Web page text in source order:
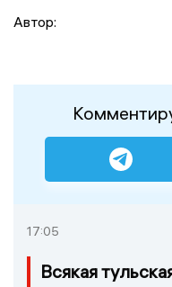
Автор:
17:05
Всякая